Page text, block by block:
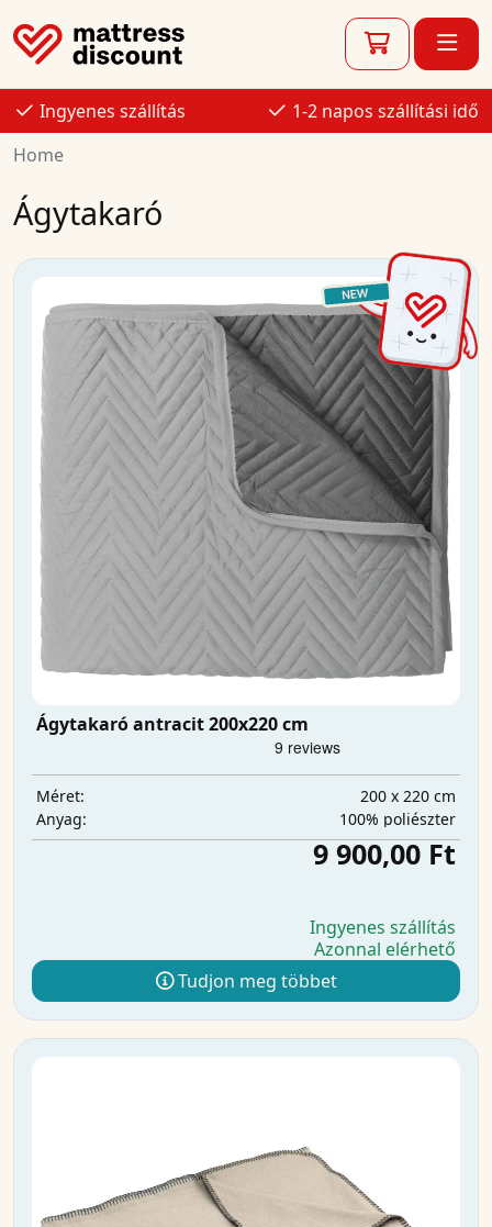
Ingyenes szállítás
1-2 napos szállítási idő
Home
Ágytakaró
Ágytakaró antracit 200x220 cm
Méret:
200 x 220 cm
Anyag:
100% poliészter
9 900,00 Ft
Ingyenes szállítás
Azonnal elérhető
Tudjon meg többet